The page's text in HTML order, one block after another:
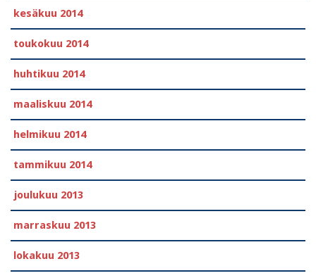
kesäkuu 2014
toukokuu 2014
huhtikuu 2014
maaliskuu 2014
helmikuu 2014
tammikuu 2014
joulukuu 2013
marraskuu 2013
lokakuu 2013